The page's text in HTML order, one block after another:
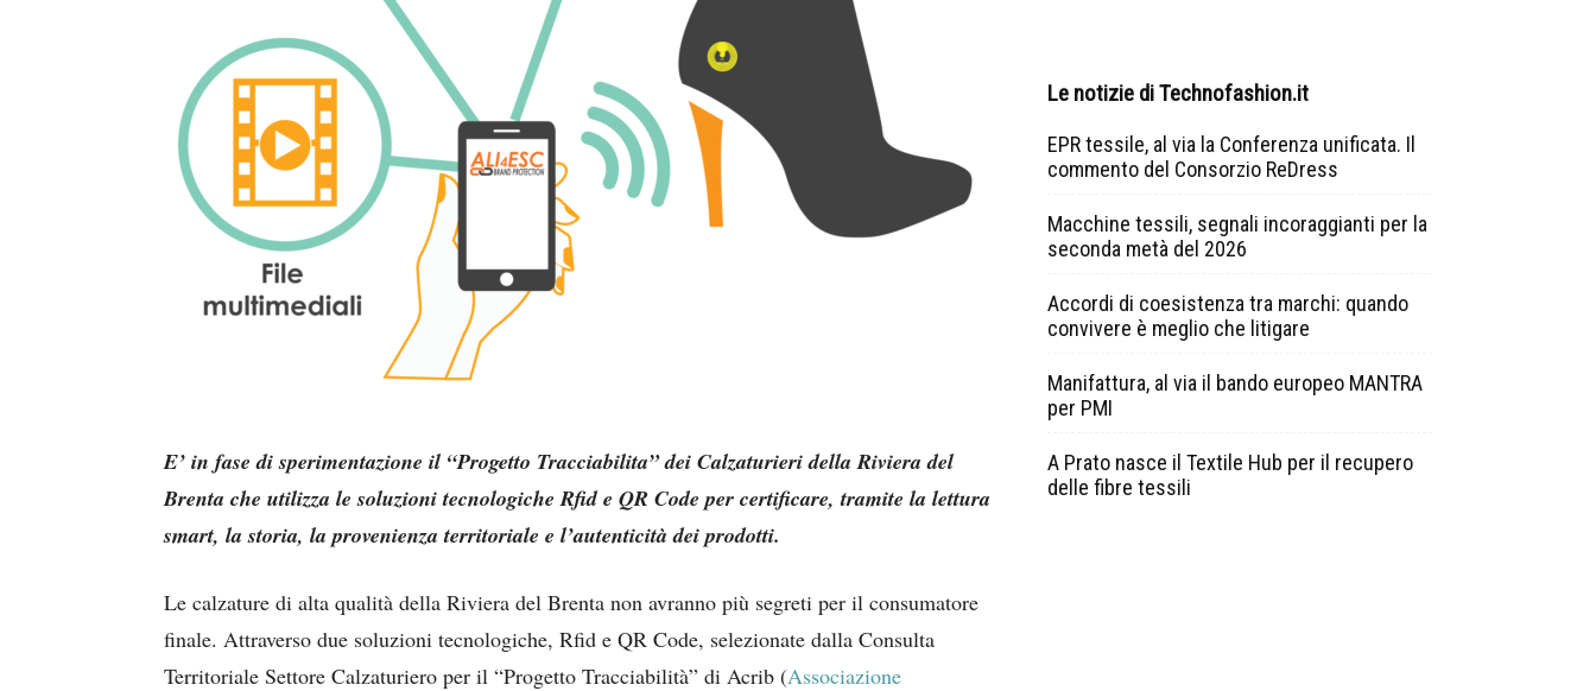
E’ in fase di sperimentazione il “Progetto Tracciabilita” dei Calzaturieri della Riviera del
Brenta che utilizza le soluzioni tecnologiche Rfid e QR Code per certificare, tramite la lettura
smart, la storia, la provenienza territoriale e l’autenticità dei prodotti.
Le calzature di alta qualità della Riviera del Brenta non avranno più segreti per il consumatore
finale. Attraverso due soluzioni tecnologiche, Rfid e QR Code, selezionate dalla Consulta
Territoriale Settore Calzaturiero per il “Progetto Tracciabilità” di Acrib (Associazione
Le notizie di Technofashion.it
EPR tessile, al via la Conferenza unificata. Il
commento del Consorzio ReDress
Macchine tessili, segnali incoraggianti per la
seconda metà del 2026
Accordi di coesistenza tra marchi: quando
convivere è meglio che litigare
Manifattura, al via il bando europeo MANTRA
per PMI
A Prato nasce il Textile Hub per il recupero
delle fibre tessili